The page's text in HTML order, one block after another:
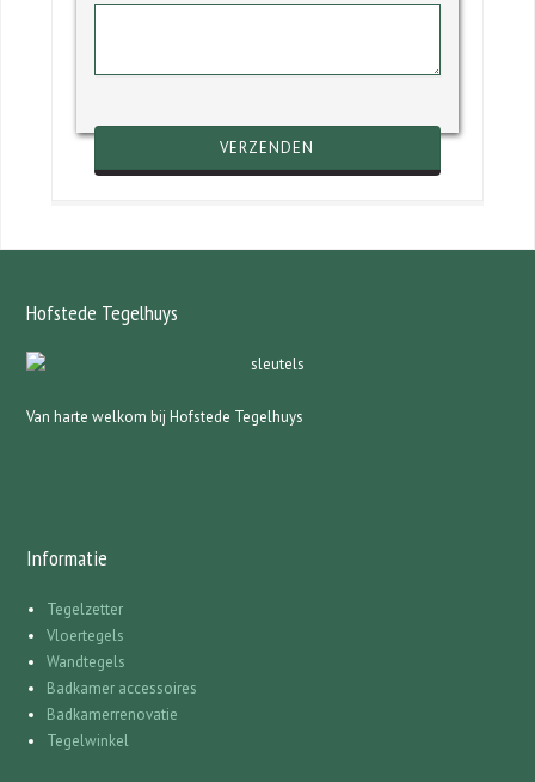
Hofstede Tegelhuys
Van harte welkom bij Hofstede Tegelhuys
Informatie
Tegelzetter
Vloertegels
Wandtegels
Badkamer accessoires
Badkamerrenovatie
Tegelwinkel